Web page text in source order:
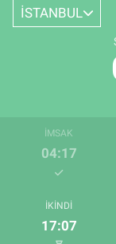
İSTANBUL
İMSAK
04:17
İKINDI
17:07